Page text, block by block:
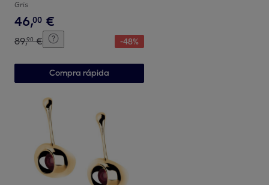
Gris
46,00 €
89,90 € -48%
Compra rápida